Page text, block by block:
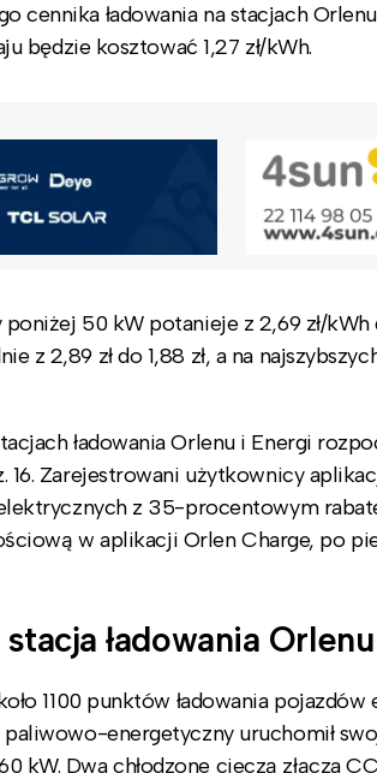
cennika ładowania na stacjach
będzie kosztować 1,27 zł/kWh.
50 kW potanieje z 2,69 zł/
z 2,89 zł do 1,88 zł, a na
ładowania Orlenu i Energi
Zarejestrowani użytkownicy
z 35-procentowym
w aplikacji Orlen Charge, po
ładowania Orlenu
1100 punktów ładowania
energetyczny uruchomił
kW. Dwa chłodzone cieczą złącza